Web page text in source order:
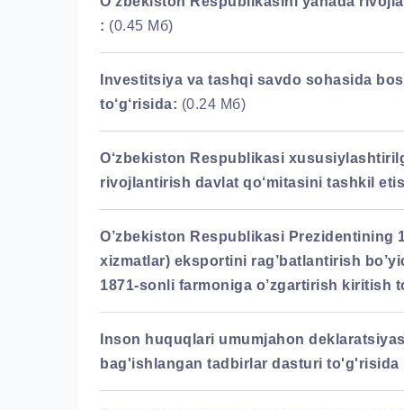
: (0.45 Мб)
Investitsiya va tashqi savdo sohasida
to‘g‘risida: (0.24 Мб)
O‘zbekiston Respublikasi
rivojlantirish davlat qo‘mitasini tashkil
O’zbekiston Respublikasi Prezidentining
xizmatlar) eksportini rag’batlantirish
1871-sonli farmoniga o’zgartirish kiritish
Inson huquqlari umumjahon
bag'ishlangan tadbirlar dasturi to'g'risida